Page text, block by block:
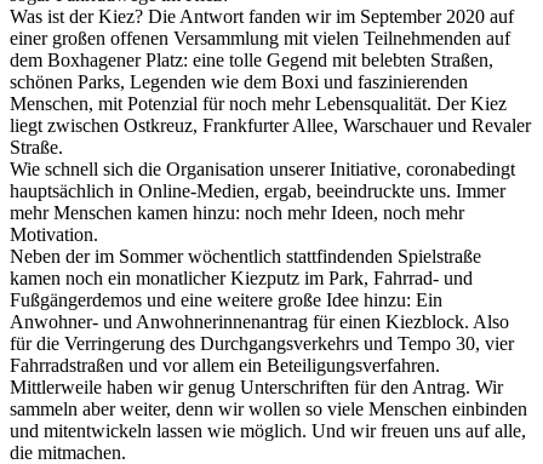
Was ist der Kiez? Die Antwort fanden wir im September 2020 auf
einer großen offenen Versammlung mit vielen Teilnehmenden auf
dem Boxhagener Platz: eine tolle Gegend mit belebten Straßen,
schönen Parks, Legenden wie dem Boxi und faszinierenden
Menschen, mit Potenzial für noch mehr Lebensqualität. Der Kiez
liegt zwischen Ostkreuz, Frankfurter Allee, Warschauer und Revaler
Straße.
Wie schnell sich die Organisation unserer Initiative, coronabedingt
hauptsächlich in Online-Medien, ergab, beeindruckte uns. Immer
mehr Menschen kamen hinzu: noch mehr Ideen, noch mehr
Motivation.
Neben der im Sommer wöchentlich stattfindenden Spielstraße
kamen noch ein monatlicher Kiezputz im Park, Fahrrad- und
Fußgängerdemos und eine weitere große Idee hinzu: Ein
Anwohner- und Anwohnerinnenantrag für einen Kiezblock. Also
für die Verringerung des Durchgangsverkehrs und Tempo 30, vier
Fahrradstraßen und vor allem ein Beteiligungsverfahren.
Mittlerweile haben wir genug Unterschriften für den Antrag. Wir
sammeln aber weiter, denn wir wollen so viele Menschen einbinden
und mitentwickeln lassen wie möglich. Und wir freuen uns auf alle,
die mitmachen.